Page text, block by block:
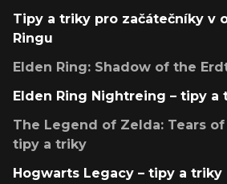
Tipy a triky pro začátečníky v
Ringu
Elden Ring: Shadow of the
Elden Ring Nightreing – tipy a
The Legend of Zelda: Tears
tipy a triky
Hogwarts Legacy – tipy a triky